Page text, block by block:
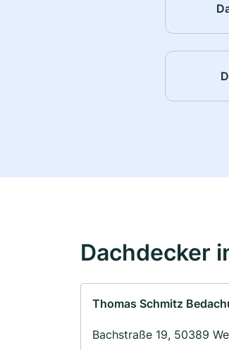
Dachdecker
Thomas Schmitz
Bachstraße 19, 50389